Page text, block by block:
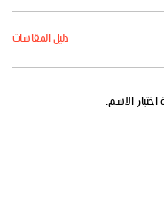
دليل المقاسات